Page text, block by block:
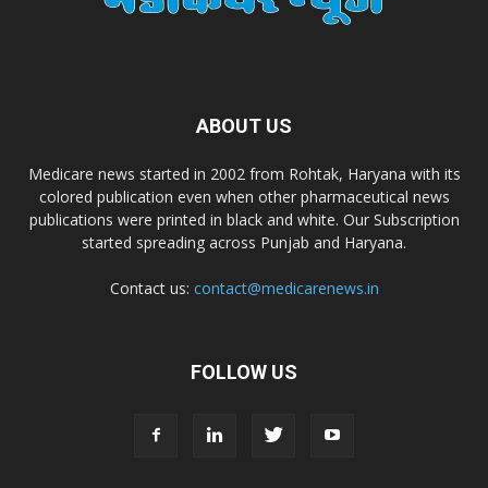
Dr. Alson Laboratories Private Limited
Domagk Smith Labs Pvt Ltd
ABOUT US
Medicare news started in 2002 from Rohtak, Haryana with its
colored publication even when other pharmaceutical news
publications were printed in black and white. Our Subscription
started spreading across Punjab and Haryana.
Contact us: contact@medicarenews.in
FOLLOW US